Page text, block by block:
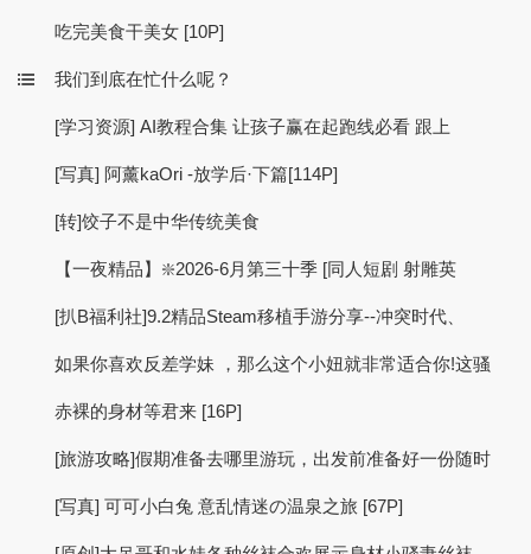
吃完美食干美女 [10P]
我们到底在忙什么呢？
[学习资源] AI教程合集 让孩子赢在起跑线必看 跟上
[写真] 阿薰kaOri -放学后·下篇[114P]
[转]饺子不是中华传统美食
【一夜精品】❇️2026-6月第三十季 [同人短剧 射雕英
[扒B福利社]9.2精品Steam移植手游分享--冲突时代、
如果你喜欢反差学妹 ，那么这个小妞就非常适合你!这骚
赤裸的身材等君来 [16P]
[旅游攻略]假期准备去哪里游玩，出发前准备好一份随时
[写真] 可可小白兔 意乱情迷の温泉之旅 [67P]